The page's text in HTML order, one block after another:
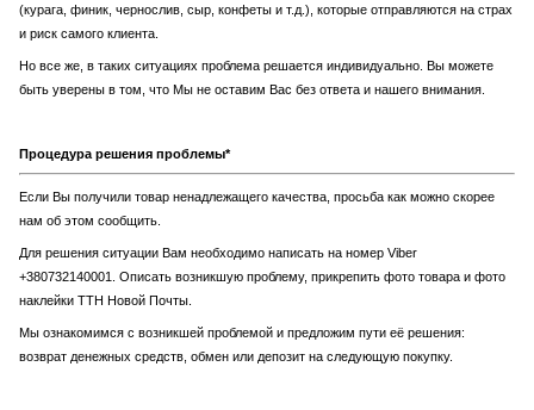
(курага, финик, чернослив, сыр, конфеты и т.д.), которые отправляются на страх
и риск самого клиента.
Но все же, в таких ситуациях проблема решается индивидуально. Вы можете
быть уверены в том, что Мы не оставим Вас без ответа и нашего внимания.
Процедура решения проблемы*
Если Вы получили товар ненадлежащего качества, просьба как можно скорее
нам об этом сообщить.
Для решения ситуации Вам необходимо написать на номер Viber
+380732140001. Описать возникшую проблему, прикрепить фото товара и фото
наклейки ТТН Новой Почты.
Мы ознакомимся с возникшей проблемой и предложим пути её решения:
возврат денежных средств, обмен или депозит на следующую покупку.